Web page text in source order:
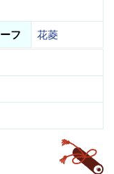
フ
花菱